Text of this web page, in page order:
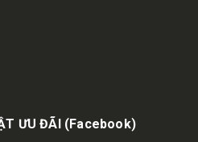
ƯU ĐÃI (Facebook)